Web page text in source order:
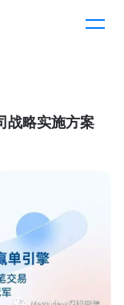
战略实施方案